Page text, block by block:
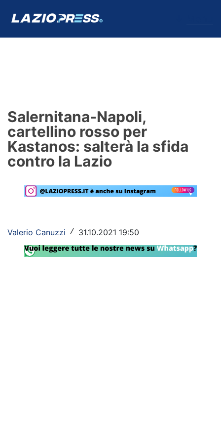
Formello
Infortuni
Primavera
Calciomercato
Rassegna Lazio
Social
Salernitana-Napoli,
cartellino rosso per
Kastanos: salterà la sfida
contro la Lazio
Valerio Canuzzi / 31.10.2021 19:50